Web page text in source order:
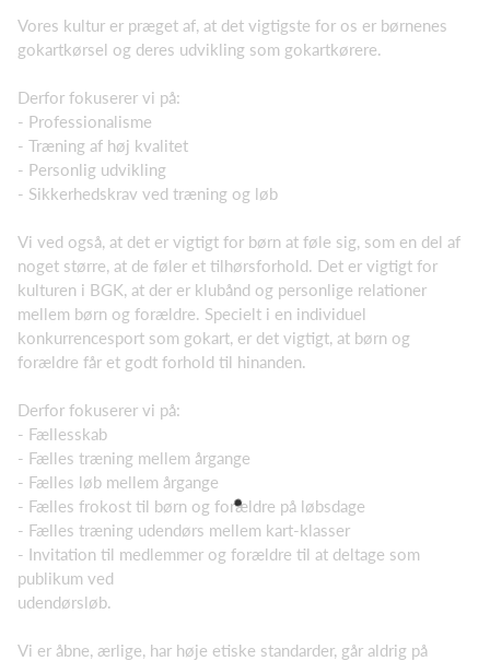
Vores kultur er præget af, at det vigtigste for os er børnenes
gokartkørsel og deres udvikling som gokartkørere.
Derfor fokuserer vi på:
- Professionalisme
- Træning af høj kvalitet
- Personlig udvikling
- Sikkerhedskrav ved træning og løb
Vi ved også, at det er vigtigt for børn at føle sig, som en del af
noget større, at de føler et tilhørsforhold. Det er vigtigt for
kulturen i BGK, at der er klubånd og personlige relationer
mellem børn og forældre. Specielt i en individuel
konkurrencesport som gokart, er det vigtigt, at børn og
forældre får et godt forhold til hinanden.
Derfor fokuserer vi på:
- Fællesskab
- Fælles træning mellem årgange
- Fælles løb mellem årgange
- Fælles frokost til børn og forældre på løbsdage
- Fælles træning udendørs mellem kart-klasser
- Invitation til medlemmer og forældre til at deltage som
publikum ved
udendørsløb.
Vi er åbne, ærlige, har høje etiske standarder, går aldrig på